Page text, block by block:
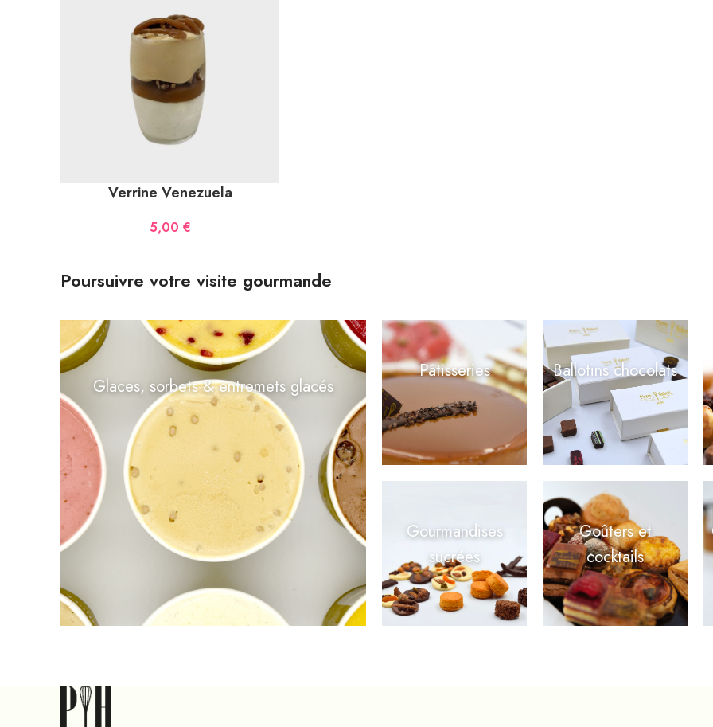
Verrine Venezuela
5,00 €
Poursuivre votre visite gourmande
Glaces, sorbets & entremets glacés
Pâtisseries Ballotins chocolats
Gourmandises
sucrées
Goûters et
cocktails